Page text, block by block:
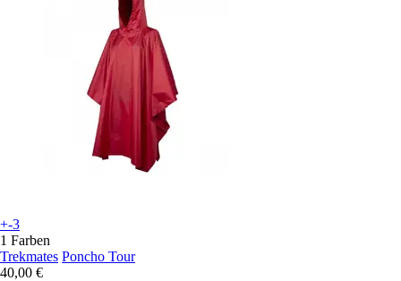
+-3
1 Farben
Trekmates Poncho Tour
40,00 €